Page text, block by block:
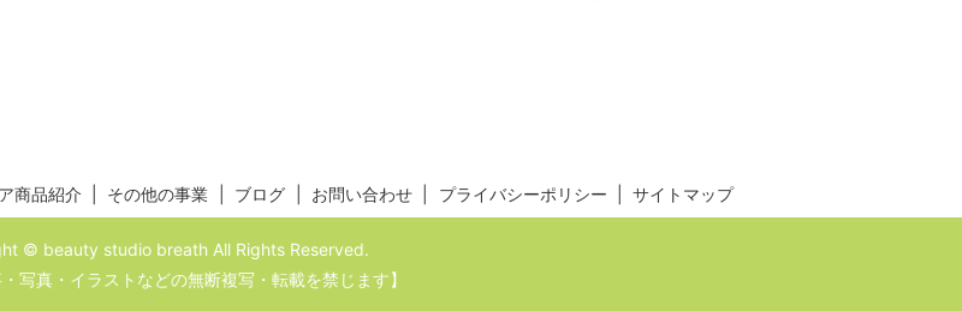
商品紹介 その他の事業 ブログ お問い合わせ プライバシーポリシー サイトマップ
© beauty studio breath All Rights Reserved.
・写真・イラストなどの無断複写・転載を禁じます】